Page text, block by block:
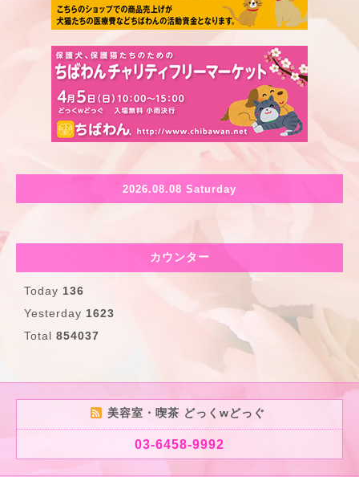
2026.08.08 Saturday
カウンター
Today 136
Yesterday 1623
Total 854037
美容室・喫茶 どっくwどっぐ
03-6458-9992